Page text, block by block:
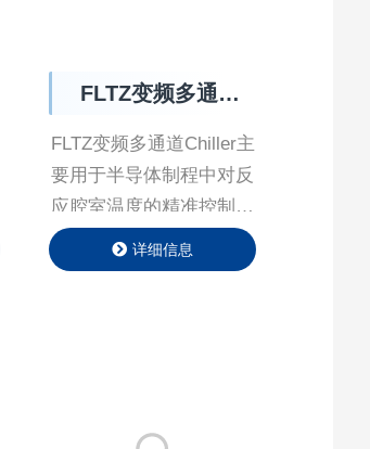
FLTZ变频多通道
FLTZ变频多通道Chiller主
要用于半导体制程中对反
应腔室温度的精准控制，
公司在系统中应用多种算
法（PID、前馈PID、无
详细信息